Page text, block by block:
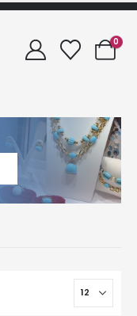
0